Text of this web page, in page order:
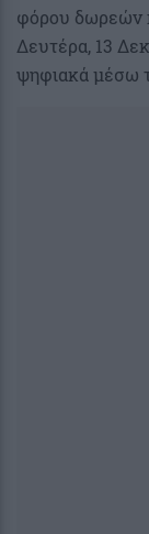
φόρου δωρεών
Δευτέρα, 13
ψηφιακά μέσω